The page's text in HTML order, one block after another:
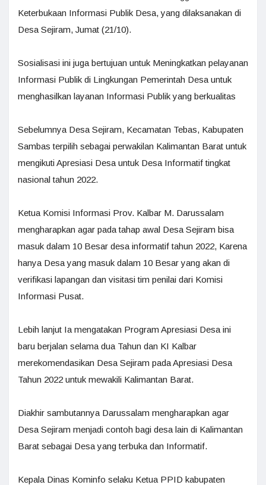
Keterbukaan Informasi Publik Desa, yang dilaksanakan di
Desa Sejiram, Jumat (21/10).
Sosialisasi ini juga bertujuan untuk Meningkatkan pelayanan
Informasi Publik di Lingkungan Pemerintah Desa untuk
menghasilkan layanan Informasi Publik yang berkualitas
Sebelumnya Desa Sejiram, Kecamatan Tebas, Kabupaten
Sambas terpilih sebagai perwakilan Kalimantan Barat untuk
mengikuti Apresiasi Desa untuk Desa Informatif tingkat
nasional tahun 2022.
Ketua Komisi Informasi Prov. Kalbar M. Darussalam
mengharapkan agar pada tahap awal Desa Sejiram bisa
masuk dalam 10 Besar desa informatif tahun 2022, Karena
hanya Desa yang masuk dalam 10 Besar yang akan di
verifikasi lapangan dan visitasi tim penilai dari Komisi
Informasi Pusat.
Lebih lanjut Ia mengatakan Program Apresiasi Desa ini
baru berjalan selama dua Tahun dan KI Kalbar
merekomendasikan Desa Sejiram pada Apresiasi Desa
Tahun 2022 untuk mewakili Kalimantan Barat.
Diakhir sambutannya Darussalam mengharapkan agar
Desa Sejiram menjadi contoh bagi desa lain di Kalimantan
Barat sebagai Desa yang terbuka dan Informatif.
Kepala Dinas Kominfo selaku Ketua PPID kabupaten